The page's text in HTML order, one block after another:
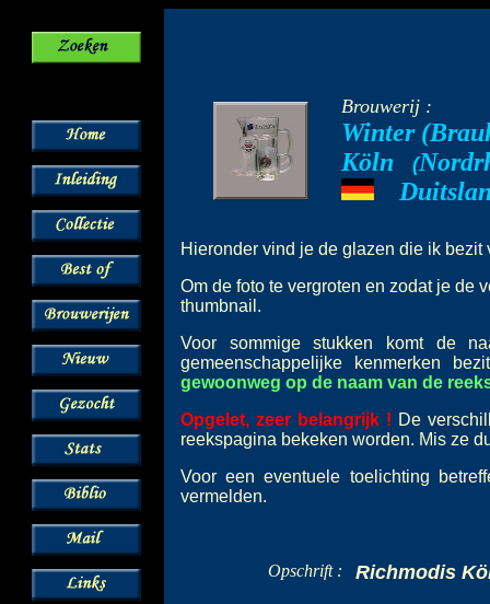
Brouwerij :
Winter
Köln
(
Hieronder vind je de glazen die ik
Om de foto te vergroten en zodat je de
thumbnail.
Voor sommige stukken komt de
gemeenschappelijke kenmerken
gewoonweg op de naam van de
Opgelet, zeer belangrijk ! De
reekspagina bekeken worden. Mis ze
Voor een eventuele toelichting
vermelden.
Opschrift : Richmodis